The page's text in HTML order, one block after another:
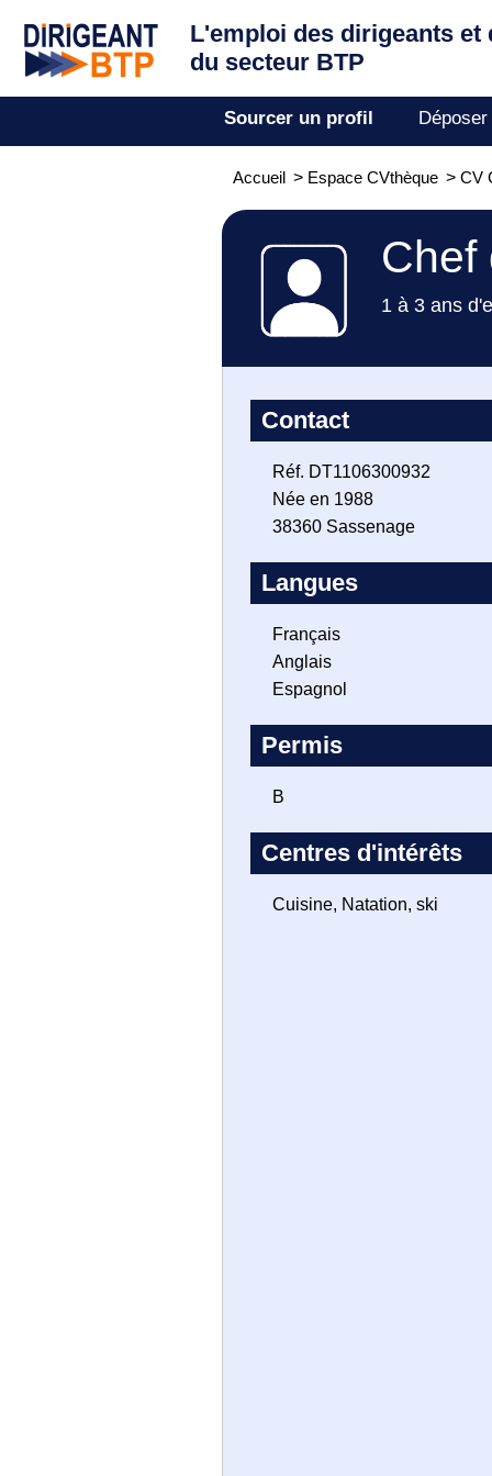
L'emploi des dirigeants et
du secteur BTP
Sourcer un profil
Accueil > Espace CVthèque > CV
Chef
1 à 3 ans
Contact
Réf. DT1106300932
Née en 1988
38360 Sassenage
Langues
Français
Anglais
Espagnol
Permis
B
Centres d'intérêts
Cuisine, Natation, ski